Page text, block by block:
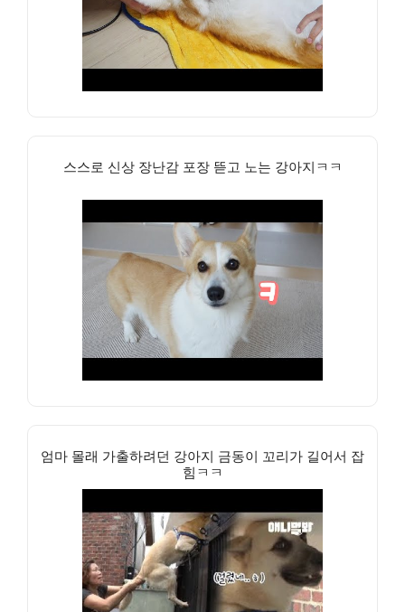
스스로 신상 장난감 포장 뜯고 노는 강아지ㅋㅋ
엄마 몰래 가출하려던 강아지 금동이 꼬리가 길어서 잡
힘ㅋㅋ